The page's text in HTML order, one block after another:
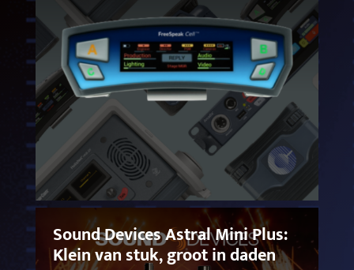
Sound Devices Astral Mini Plus:
Klein van stuk, groot in daden